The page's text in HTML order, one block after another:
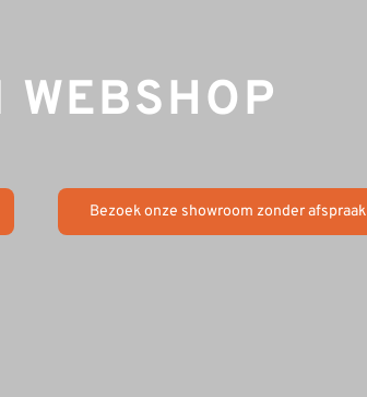
WEBSHOP
Bezoek onze showroom zonder afspraak